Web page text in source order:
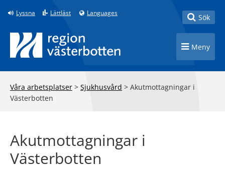
Till innehåll på sidan
Lyssna Lättläst Languages Toggle
Sök
Toggle
Meny
Våra arbetsplatser > Sjukhusvård > Akutmottagningar i
Västerbotten
Akutmottagningar i
Västerbotten